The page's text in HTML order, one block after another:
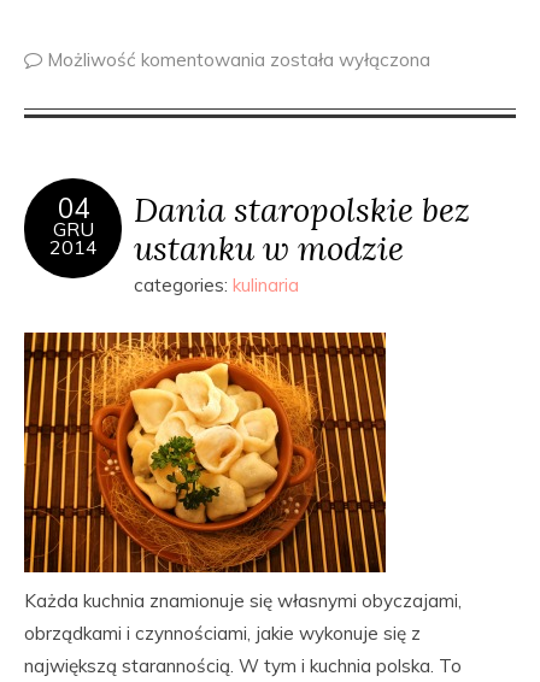
Możliwość komentowania została wyłączona
04
GRU
2014
Dania staropolskie bez
ustanku w modzie
categories: kulinaria
Każda kuchnia znamionuje się własnymi obyczajami,
obrządkami i czynnościami, jakie wykonuje się z
największą starannością. W tym i kuchnia polska. To